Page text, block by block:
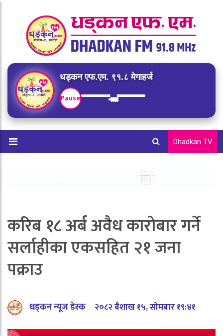
धड्कन एफ.एम. ९१.८ मेगाहर्ज
Pause
Dhadkan TV
करिब १८ अर्ब अवैध कारोबार गर्ने
सर्लाहीका एकसहित २१ जना
पक्राउ
धड्कन न्यूज डेस्क २०८२ बैशाख १५, सोमबार १९:४१